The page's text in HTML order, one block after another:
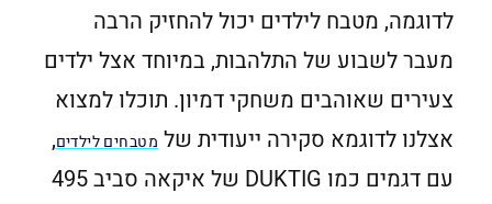
לדוגמה, מטבח לילדים יכול להחזיק הרבה
מעבר לשבוע של התלהבות, במיוחד אצל ילדים
צעירים שאוהבים משחקי דמיון. תוכלו למצוא
אצלנו לדוגמא סקירה ייעודית של מטבחים לילדים,
עם דגמים כמו DUKTIG של איקאה סביב 495